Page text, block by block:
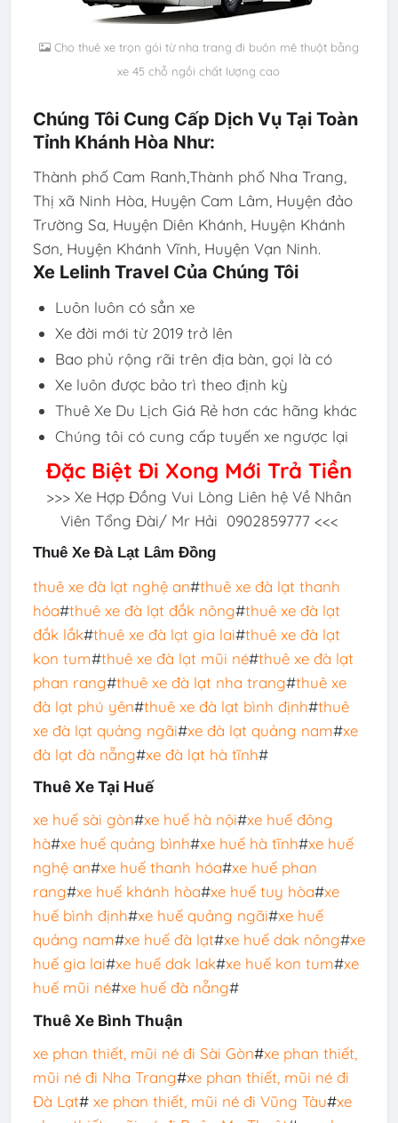
Cho thuê xe trọn gói từ nha trang đi buôn mê thuột bằng
xe 45 chỗ ngồi chất lượng cao
Chúng Tôi Cung Cấp Dịch Vụ Tại Toàn
Tỉnh Khánh Hòa Như:
Thành phố Cam Ranh,Thành phố Nha Trang,
Thị xã Ninh Hòa, Huyện Cam Lâm, Huyện đảo
Trường Sa, Huyện Diên Khánh, Huyện Khánh
Sơn, Huyện Khánh Vĩnh, Huyện Vạn Ninh.
Xe Lelinh Travel Của Chúng Tôi
Luôn luôn có sẳn xe
Xe đời mới từ 2019 trở lên
Bao phủ rộng rãi trên địa bàn, gọi là có
Xe luôn được bảo trì theo định kỳ
Thuê Xe Du Lịch Giá Rẻ hơn các hãng khác
Chúng tôi có cung cấp tuyến xe ngược lại
Đặc Biệt Đi Xong Mới Trả Tiền
>>> Xe Hợp Đồng Vui Lòng Liên hệ Về Nhân
Viên Tổng Đài/ Mr Hải 0902859777 <<<
Thuê Xe Đà Lạt Lâm Đồng
thuê xe đà lạt nghệ an#thuê xe đà lạt thanh
hóa#thuê xe đà lạt đắk nông#thuê xe đà lạt
đắk lắk#thuê xe đà lạt gia lai#thuê xe đà lạt
kon tum#thuê xe đà lạt mũi né#thuê xe đà lạt
phan rang#thuê xe đà lạt nha trang#thuê xe
đà lạt phú yên#thuê xe đà lạt bình định#thuê
xe đà lạt quảng ngãi#xe đà lạt quảng nam#xe
đà lạt đà nẵng#xe đà lạt hà tĩnh#
Thuê Xe Tại Huế
xe huế sài gòn#xe huế hà nội#xe huế đông
hà#xe huế quảng bình#xe huế hà tĩnh#xe huế
nghệ an#xe huế thanh hóa#xe huế phan
rang#xe huế khánh hòa#xe huế tuy hòa#xe
huế bình định#xe huế quảng ngãi#xe huế
quảng nam#xe huế đà lạt#xe huế dak nông#xe
huế gia lai#xe huế dak lak#xe huế kon tum#xe
huế mũi né#xe huế đà nẵng#
Thuê Xe Bình Thuận
xe phan thiết, mũi né đi Sài Gòn#xe phan thiết,
mũi né đi Nha Trang#xe phan thiết, mũi né đi
Đà Lạt# xe phan thiết, mũi né đi Vũng Tàu#xe